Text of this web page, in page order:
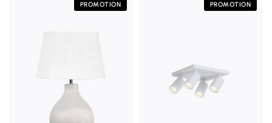
PROMOTION PROMOTION